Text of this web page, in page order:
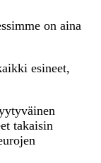
on aina
esineet,
takaisin